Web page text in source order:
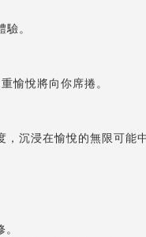
。
愉悅將向你席捲。
沉浸在愉悅的無限可能中